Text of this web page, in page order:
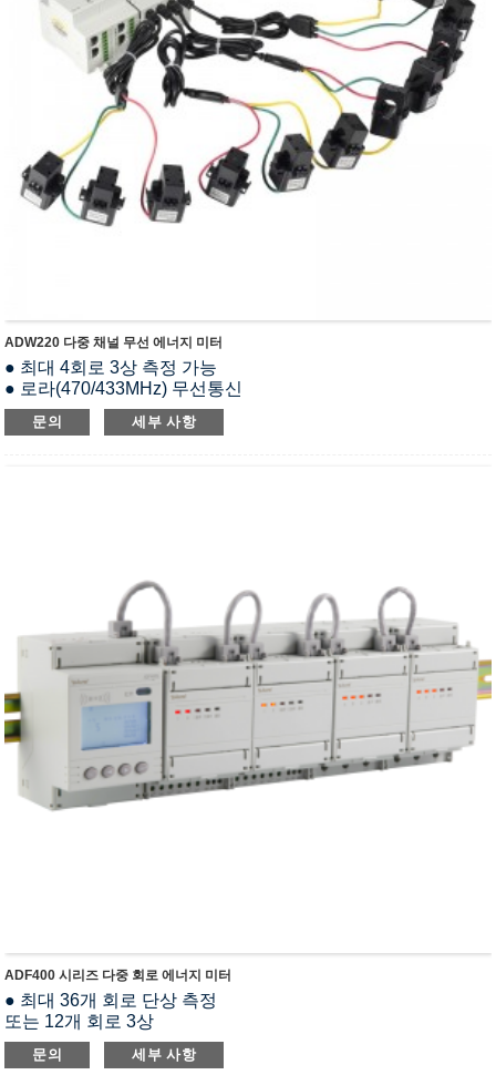
ADW220 다중 채널 무선 에너지 미터
● 최대 4회로 3상 측정 가능
● 로라(470/433MHz) 무선통신
● 모든 전기 매개변수를 측정합니다.
● 분할 코어 개방 루프 CT
문의 세부 사항
ADF400 시리즈 다중 회로 에너지 미터
● 최대 36개 회로 단상 측정
또는 12개 회로 3상
● 교류 3 * 220 / 380V
● 3×1(6)A, 3×10(80)A
문의 세부 사항